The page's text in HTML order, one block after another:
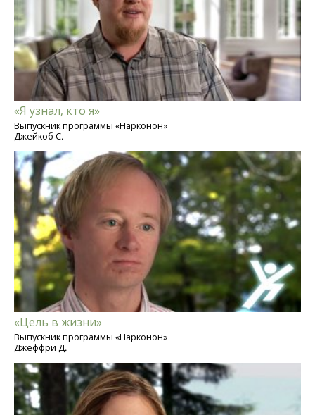
«Я узнал, кто я»
Выпускник программы «Нарконон»
Джейкоб С.
«Цель в жизни»
Выпускник программы «Нарконон»
Джеффри Д.